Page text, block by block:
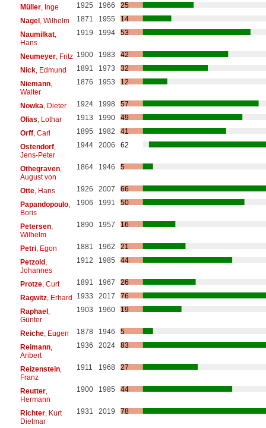
Müller, Inge 1925 1966
25
Nagel, Wilhelm 1871 1955
14
Naumilkat,
Hans
1919 1994 53
Neumeyer, Fritz 1900 1983
42
Nick, Edmund 1891 1973
32
Niemann,
Walter
1876 1953 12
Nowka , Dieter 1924 1998
57
Olias , Lothar 1913 1990
49
Orff, Carl 1895 1982
41
Ostendorf,
Jens-Peter
1944 2006 62
Othegraven,
August von
1864 1946 5
Otte, Hans 1926 2007
66
Papandopoulo,
Boris
1906 1991 50
Petersen,
Wilhelm
1890 1957 16
Petri, Egon 1881 1962
21
Petzold,
Johannes
1912 1985 44
Protze, Curt 1891 1967
26
Ragwitz, Erhard 1933 2017
76
Raphael,
Günter
1903 1960 19
Reiche, Eugen 1878 1946
5
Reimann,
Aribert
1936 2024 83
Reizenstein,
Franz
1911 1968 27
Reutter,
Hermann
1900 1985 44
Richter, Kurt
Dietmar
1931 2019 78